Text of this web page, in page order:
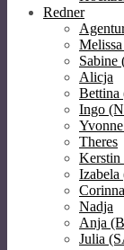
Redner
Sabine
Alicja
Bettina
Ingo
Theres
Izabela
Nadja
Anja
Julia